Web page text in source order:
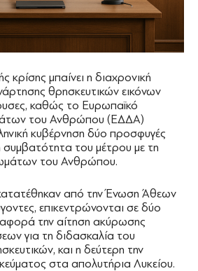
κρίσης μπαίνει η διαχρονική
θρησκευτικών εικόνων
καθώς το Ευρωπαϊκό
του Ανθρώπου (ΕΔΔΑ)
κυβέρνηση δύο προσφυγές
του μέτρου με τη
του Ανθρώπου.
από την Ένωση Άθεων
επικεντρώνονται σε δύο
την αίτηση ακύρωσης
για τη διδασκαλία του
και η δεύτερη την
στα απολυτήρια Λυκείου.